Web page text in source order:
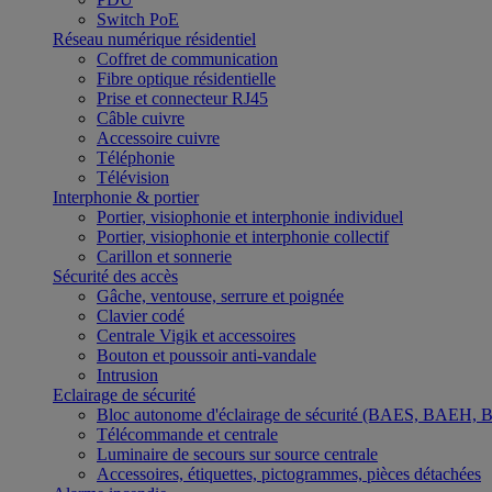
Switch PoE
Réseau numérique résidentiel
Coffret de communication
Fibre optique résidentielle
Prise et connecteur RJ45
Câble cuivre
Accessoire cuivre
Téléphonie
Télévision
Interphonie & portier
Portier, visiophonie et interphonie individuel
Portier, visiophonie et interphonie collectif
Carillon et sonnerie
Sécurité des accès
Gâche, ventouse, serrure et poignée
Clavier codé
Centrale Vigik et accessoires
Bouton et poussoir anti-vandale
Intrusion
Eclairage de sécurité
Bloc autonome d'éclairage de sécurité (BAES,
Télécommande et centrale
Luminaire de secours sur source centrale
Accessoires, étiquettes, pictogrammes, pièces détachées